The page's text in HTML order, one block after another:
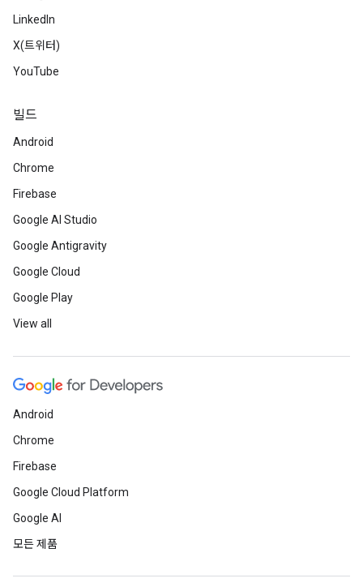
LinkedIn
X(트위터)
YouTube
빌드
Android
Chrome
Firebase
Google AI Studio
Google Antigravity
Google Cloud
Google Play
View all
Android
Chrome
Firebase
Google Cloud Platform
Google AI
모든 제품